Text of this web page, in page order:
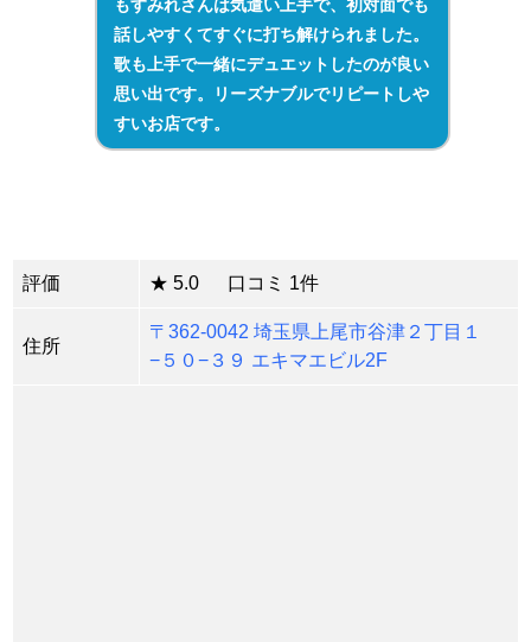
もすみれさんは気遣い上手で、初対面でも
話しやすくてすぐに打ち解けられました。
歌も上手で一緒にデュエットしたのが良い
思い出です。リーズナブルでリピートしや
すいお店です。
評価 ★ 5.0 口コミ 1件
住所
〒362-0042 埼玉県上尾市谷津２丁目１
−５０−３９ エキマエビル2F